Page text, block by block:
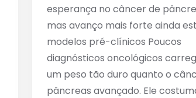
esperança no câncer de
mas avanço mais forte ainda
modelos pré-clínicos Poucos
diagnósticos oncológicos
um peso tão duro quanto o
pâncreas avançado. Ele